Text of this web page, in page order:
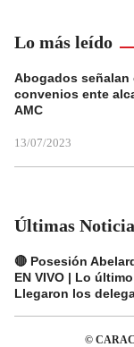
Lo más leído
Abogados señalan
convenios ente
AMC
13/07/2023
Últimas
🔴 Posesión
EN VIVO | Lo
Llegaron los
©